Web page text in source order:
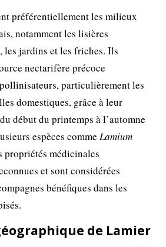
préférentiellement les milieux
notamment les lisières
les jardins et les friches. Ils
nectarifère précoce
particulièrement les
domestiques, grâce à leur
début du printemps à l’automne
espèces commeLamium
propriétés médicinales
et sont considérées
bénéfiques dans les
de Lamier